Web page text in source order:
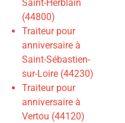
Saint-Herblain
(44800)
Traiteur pour
anniversaire à
Saint-Sébastien-
sur-Loire (44230)
Traiteur pour
anniversaire à
Vertou (44120)